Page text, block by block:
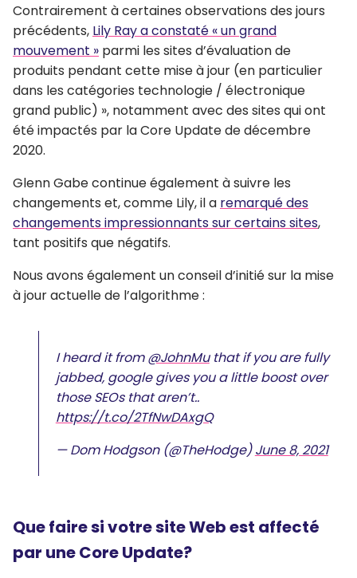
Contrairement à certaines observations des jours
précédents, Lily Ray a constaté « un grand
mouvement » parmi les sites d’évaluation de
produits pendant cette mise à jour (en particulier
dans les catégories technologie / électronique
grand public) », notamment avec des sites qui ont
été impactés par la Core Update de décembre
2020.
Glenn Gabe continue également à suivre les
changements et, comme Lily, il a remarqué des
changements impressionnants sur certains sites,
tant positifs que négatifs.
Nous avons également un conseil d’initié sur la mise
à jour actuelle de l’algorithme :
I heard it from@JohnMuthat if you are fully
jabbed, google gives you a little boost over
those SEOs that aren’t..
https://t.co/2TfNwDAxgQ
— Dom Hodgson (@TheHodge)June 8, 2021
Que faire si votre site Web est affecté
par une Core Update?